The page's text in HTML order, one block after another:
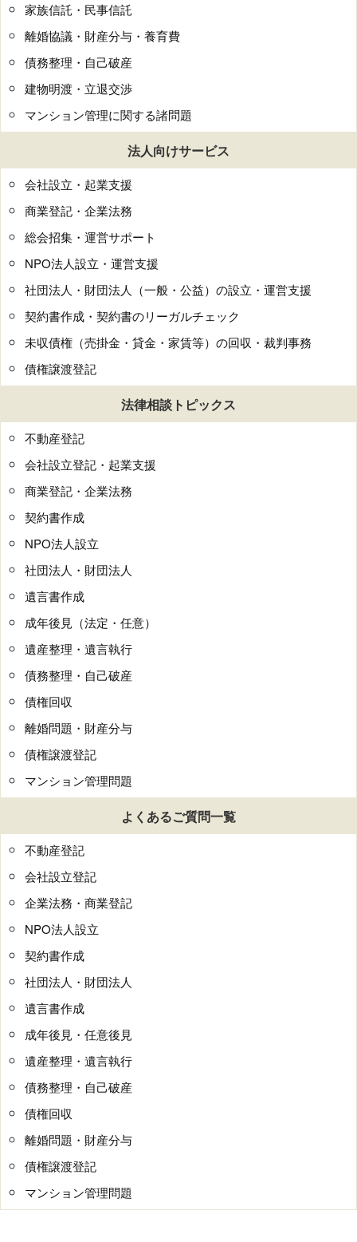
家族信託・民事信託
離婚協議・財産分与・養育費
債務整理・自己破産
建物明渡・立退交渉
マンション管理に関する諸問題
法人向けサービス
会社設立・起業支援
商業登記・企業法務
総会招集・運営サポート
NPO法人設立・運営支援
社団法人・財団法人（一般・公益）の設立・運営支援
契約書作成・契約書のリーガルチェック
未収債権（売掛金・貸金・家賃等）の回収・裁判事務
債権譲渡登記
法律相談トピックス
不動産登記
会社設立登記・起業支援
商業登記・企業法務
契約書作成
NPO法人設立
社団法人・財団法人
遺言書作成
成年後見（法定・任意）
遺産整理・遺言執行
債務整理・自己破産
債権回収
離婚問題・財産分与
債権譲渡登記
マンション管理問題
よくあるご質問一覧
不動産登記
会社設立登記
企業法務・商業登記
NPO法人設立
契約書作成
社団法人・財団法人
遺言書作成
成年後見・任意後見
遺産整理・遺言執行
債務整理・自己破産
債権回収
離婚問題・財産分与
債権譲渡登記
マンション管理問題